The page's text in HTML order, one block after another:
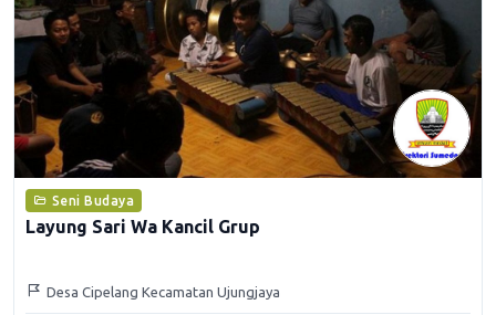
Seni Budaya
Layung Sari Wa Kancil Grup
Desa Cipelang Kecamatan Ujungjaya